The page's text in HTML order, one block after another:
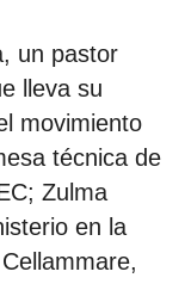
un pastor
lleva su
movimiento
técnica de
Zulma
en la